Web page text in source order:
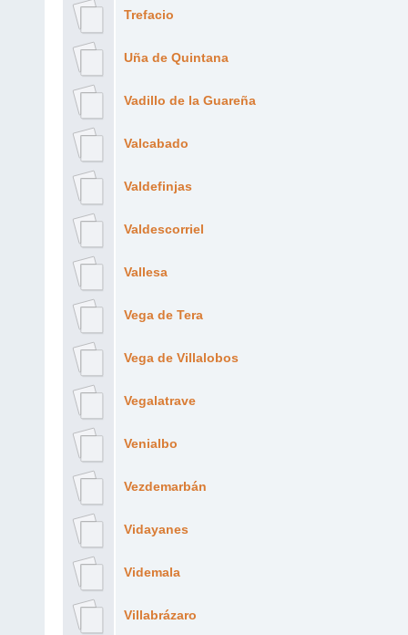
Trefacio
Uña de Quintana
Vadillo de la Guareña
Valcabado
Valdefinjas
Valdescorriel
Vallesa
Vega de Tera
Vega de Villalobos
Vegalatrave
Venialbo
Vezdemarbán
Vidayanes
Videmala
Villabrázaro